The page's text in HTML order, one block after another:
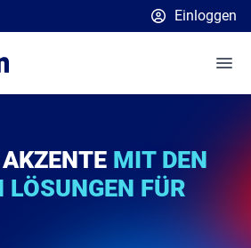
Einloggen
Broadsign-Community
Plattform
starten
MIT DEN
LÖSUNGEN FÜR